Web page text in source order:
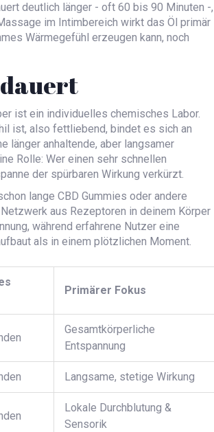
deutlich länger - oft 60 bis 90 Minuten -,
im Intimbereich wirkt das Öl primär
Wärmegefühl erzeugen kann, noch
ist ein individuelles chemisches Labor.
ist, also fettliebend, bindet es sich an
länger anhaltende, aber langsamer
Rolle: Wer einen sehr schnellen
der spürbaren Wirkung verkürzt.
lange CBD Gummies oder andere
aus Rezeptoren in deinem Körper
während erfahrene Nutzer eine
als in einem plötzlichen Moment.
Primärer Fokus
Gesamtkörperliche
Entspannung
Langsame, stetige Wirkung
Lokale Durchblutung &
Sensorik